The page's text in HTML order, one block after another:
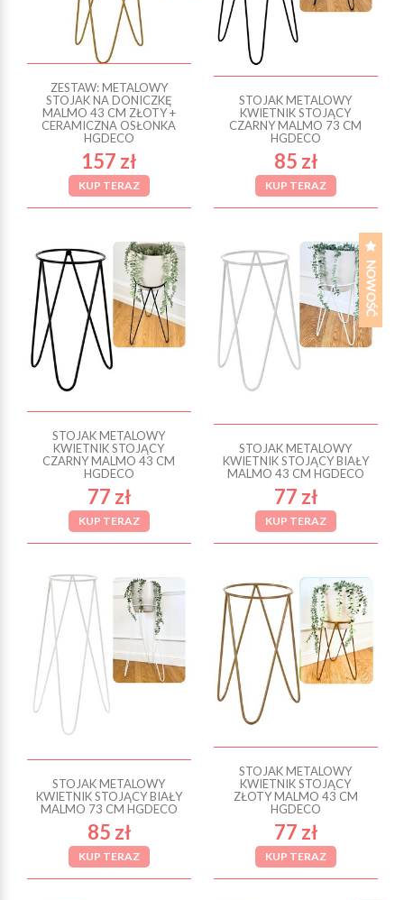
ZESTAW: METALOWY
STOJAK NA DONICZKĘ
MALMO 43 CM ZŁOTY +
CERAMICZNA OSŁONKA
HGDECO
157 zł
KUP TERAZ
STOJAK METALOWY
KWIETNIK STOJĄCY
CZARNY MALMO 73 CM
HGDECO
85 zł
KUP TERAZ
STOJAK METALOWY
KWIETNIK STOJĄCY
CZARNY MALMO 43 CM
HGDECO
77 zł
KUP TERAZ
STOJAK METALOWY
KWIETNIK STOJĄCY BIAŁY
MALMO 43 CM HGDECO
77 zł
KUP TERAZ
STOJAK METALOWY
KWIETNIK STOJĄCY BIAŁY
MALMO 73 CM HGDECO
85 zł
KUP TERAZ
STOJAK METALOWY
KWIETNIK STOJĄCY
ZŁOTY MALMO 43 CM
HGDECO
77 zł
KUP TERAZ